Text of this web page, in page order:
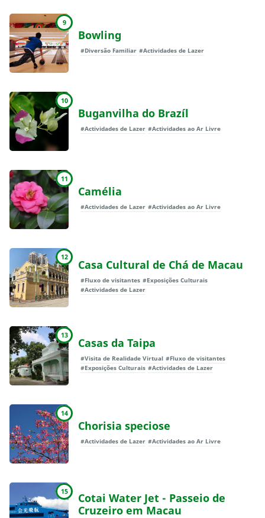
9
Bowling
#Diversão Familiar #Actividades de Lazer
10
Buganvilha do Brazíl
#Actividades de Lazer #Actividades ao Ar Livre
11
Camélia
#Actividades de Lazer #Actividades ao Ar Livre
12
Casa Cultural de Chá de Macau
#Fluxo de visitantes #Exposições Culturais
#Actividades de Lazer
13
Casas da Taipa
#Visita de Realidade Virtual #Fluxo de visitantes
#Exposições Culturais #Actividades de Lazer
14
Chorisia speciose
#Actividades de Lazer #Actividades ao Ar Livre
15
Cotai Water Jet - Passeio de
Cruzeiro em Macau